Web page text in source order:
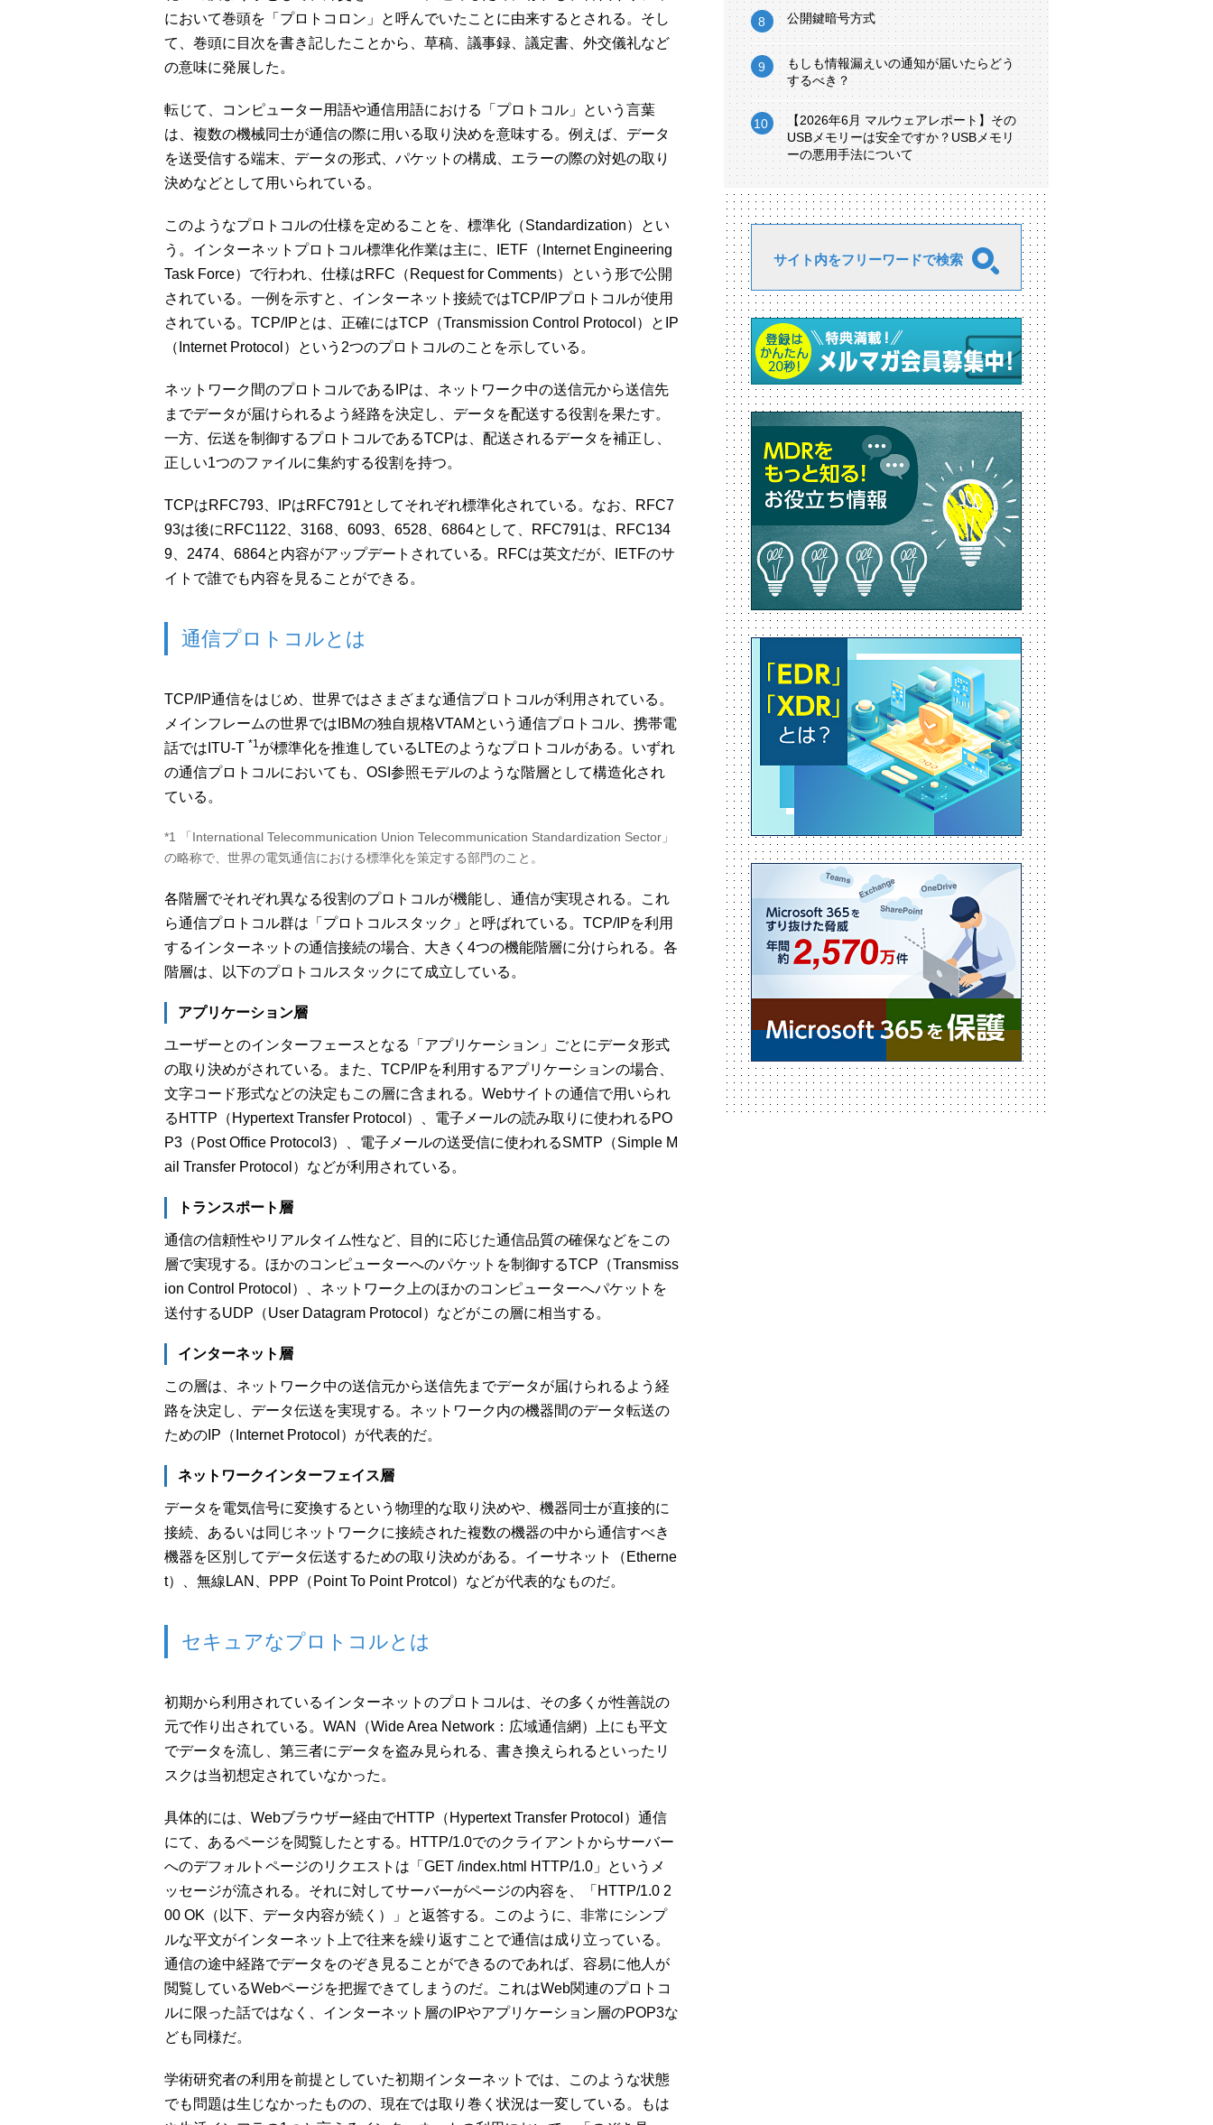
において巻頭を「プロトコロン」と呼んでいたことに由来するとされる。そし
て、巻頭に目次を書き記したことから、草稿、議事録、議定書、外交儀礼など
の意味に発展した。
転じて、コンピューター用語や通信用語における「プロトコル」という言葉
は、複数の機械同士が通信の際に用いる取り決めを意味する。例えば、データ
を送受信する端末、データの形式、パケットの構成、エラーの際の対処の取り
決めなどとして用いられている。
このようなプロトコルの仕様を定めることを、標準化（Standardization）とい
う。インターネットプロトコル標準化作業は主に、IETF（Internet Engineering
Task Force）で行われ、仕様はRFC（Request for Comments）という形で公開
されている。一例を示すと、インターネット接続ではTCP/IPプロトコルが使用
されている。TCP/IPとは、正確にはTCP（Transmission Control Protocol）とIP
（Internet Protocol）という2つのプロトコルのことを示している。
ネットワーク間のプロトコルであるIPは、ネットワーク中の送信元から送信先
までデータが届けられるよう経路を決定し、データを配送する役割を果たす。
一方、伝送を制御するプロトコルであるTCPは、配送されるデータを補正し、
正しい1つのファイルに集約する役割を持つ。
TCPはRFC793、IPはRFC791としてそれぞれ標準化されている。なお、RFC7
93は後にRFC1122、3168、6093、6528、6864として、RFC791は、RFC134
9、2474、6864と内容がアップデートされている。RFCは英文だが、IETFのサ
イトで誰でも内容を見ることができる。
通信プロトコルとは
TCP/IP通信をはじめ、世界ではさまざまな通信プロトコルが利用されている。
メインフレームの世界ではIBMの独自規格VTAMという通信プロトコル、携帯電
話ではITU-T *1が標準化を推進しているLTEのようなプロトコルがある。いずれ
の通信プロトコルにおいても、OSI参照モデルのような階層として構造化され
ている。
*1 「International Telecommunication Union Telecommunication Standardization Sector」
の略称で、世界の電気通信における標準化を策定する部門のこと。
各階層でそれぞれ異なる役割のプロトコルが機能し、通信が実現される。これ
ら通信プロトコル群は「プロトコルスタック」と呼ばれている。TCP/IPを利用
するインターネットの通信接続の場合、大きく4つの機能階層に分けられる。各
階層は、以下のプロトコルスタックにて成立している。
アプリケーション層
ユーザーとのインターフェースとなる「アプリケーション」ごとにデータ形式
の取り決めがされている。また、TCP/IPを利用するアプリケーションの場合、
文字コード形式などの決定もこの層に含まれる。Webサイトの通信で用いられ
るHTTP（Hypertext Transfer Protocol）、電子メールの読み取りに使われるPO
P3（Post Office Protocol3）、電子メールの送受信に使われるSMTP（Simple M
ail Transfer Protocol）などが利用されている。
トランスポート層
通信の信頼性やリアルタイム性など、目的に応じた通信品質の確保などをこの
層で実現する。ほかのコンピューターへのパケットを制御するTCP（Transmiss
ion Control Protocol）、ネットワーク上のほかのコンピューターへパケットを
送付するUDP（User Datagram Protocol）などがこの層に相当する。
インターネット層
この層は、ネットワーク中の送信元から送信先までデータが届けられるよう経
路を決定し、データ伝送を実現する。ネットワーク内の機器間のデータ転送の
ためのIP（Internet Protocol）が代表的だ。
ネットワークインターフェイス層
データを電気信号に変換するという物理的な取り決めや、機器同士が直接的に
接続、あるいは同じネットワークに接続された複数の機器の中から通信すべき
機器を区別してデータ伝送するための取り決めがある。イーサネット（Etherne
t）、無線LAN、PPP（Point To Point Protcol）などが代表的なものだ。
セキュアなプロトコルとは
初期から利用されているインターネットのプロトコルは、その多くが性善説の
元で作り出されている。WAN（Wide Area Network：広域通信網）上にも平文
でデータを流し、第三者にデータを盗み見られる、書き換えられるといったリ
スクは当初想定されていなかった。
具体的には、Webブラウザー経由でHTTP（Hypertext Transfer Protocol）通信
にて、あるページを閲覧したとする。HTTP/1.0でのクライアントからサーバー
へのデフォルトページのリクエストは「GET /index.html HTTP/1.0」というメ
ッセージが流される。それに対してサーバーがページの内容を、「HTTP/1.0 2
00 OK（以下、データ内容が続く）」と返答する。このように、非常にシンプ
ルな平文がインターネット上で往来を繰り返すことで通信は成り立っている。
通信の途中経路でデータをのぞき見ることができるのであれば、容易に他人が
閲覧しているWebページを把握できてしまうのだ。これはWeb関連のプロトコ
ルに限った話ではなく、インターネット層のIPやアプリケーション層のPOP3な
ども同様だ。
学術研究者の利用を前提としていた初期インターネットでは、このような状態
でも問題は生じなかったものの、現在では取り巻く状況は一変している。もは
公開鍵暗号方式
もしも情報漏えいの通知が届いたらどう
するべき？
【2026年6月 マルウェアレポート】その
USBメモリーは安全ですか？USBメモリ
ーの悪用手法について
サイト内をフリーワードで検索